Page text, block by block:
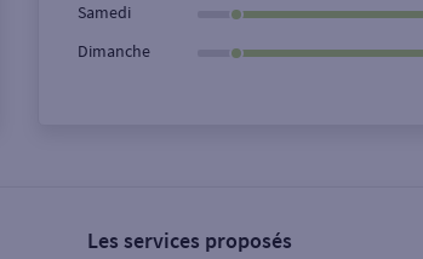
Samedi
Dimanche
Les services proposés